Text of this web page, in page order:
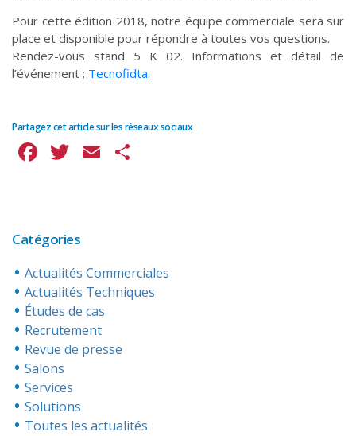
Pour cette édition 2018, notre équipe commerciale sera sur
place et disponible pour répondre à toutes vos questions.
Rendez-vous stand 5 K 02. Informations et détail de
l’événement : Tecnofidta.
Partagez cet article sur les réseaux sociaux
Facebook
Twitter
Email
Catégories
Actualités Commerciales
Actualités Techniques
Études de cas
Recrutement
Revue de presse
Salons
Services
Solutions
Toutes les actualités